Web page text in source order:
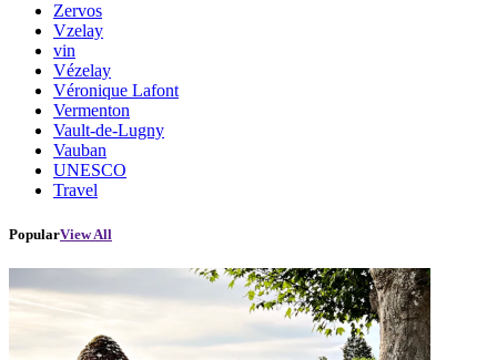
Zervos
Vzelay
vin
Vézelay
Véronique Lafont
Vermenton
Vault-de-Lugny
Vauban
UNESCO
Travel
PopularView All